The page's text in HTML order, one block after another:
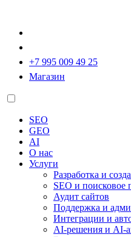
+7 995 009 49 25
Магазин
SEO
GEO
AI
О нас
Услуги
Разработка и
SEO и поисковое
Аудит сайтов
Поддержка и
Интеграции и
AI-решения и AI-